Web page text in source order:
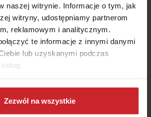
naszej witrynie. Informacje o tym, jak
witryny, udostępniamy partnerom
reklamowym i analitycznym.
te informacje z innymi danymi
lub uzyskanymi podczas
na temat tego, kim jesteśmy, jak
skontaktować i w jaki sposób
osobowe w ramachPolityki
Zezwól na wszystkie
i odpowiedzi
za przejazd autostradami
płatności za przejazd
Włoszech?